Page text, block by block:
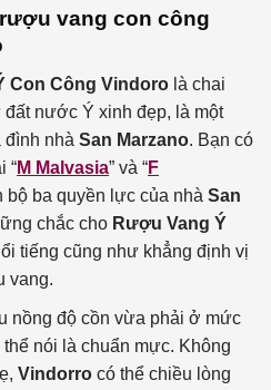
vang con công
Con Công Vindoro là chai
nước Ý xinh đẹp, là một
đình nhà San Marzano. Bạn có
“M Malvasia” và “F
bộ ba quyền lực của nhà San
chắc cho Rượu Vang Ý
tiếng cũng như khẳng định vị
vang.
nồng độ cồn vừa phải ở mức
nói là chuẩn mực. Không
Vindorro có thể chiều lòng